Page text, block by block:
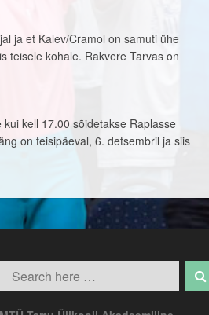
ja et Kalev/Cramol on samuti ühe
teisele kohale. Rakvere Tarvas on
kell 17.00 sõidetakse Raplasse
on teisipäeval, 6. detsembril ja siis